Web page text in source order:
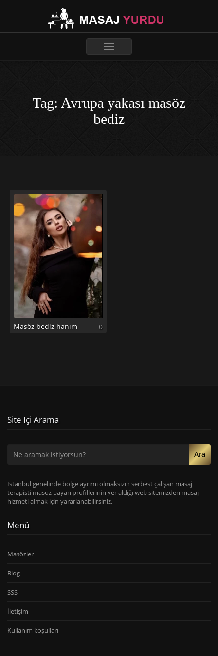
Toggle
Tag: Avrupa yakası masöz
bediz
Masöz bediz hanım 0
Site Içi Arama
Ara
İstanbul genelinde bölge ayrımı olmaksızın serbest çalışan masaj
terapisti masöz bayan profillerinin yer aldığı web sitemizden masaj
hizmeti almak için yararlanabilirsiniz.
Menü
Masözler
Blog
SSS
İletişim
Kullanım koşulları